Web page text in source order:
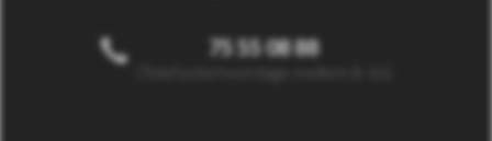
75 55 08 88